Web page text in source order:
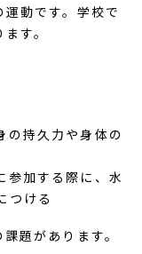
動です。学校で
す。
の持久力や身体の
参加する際に、水
つける
題があります。